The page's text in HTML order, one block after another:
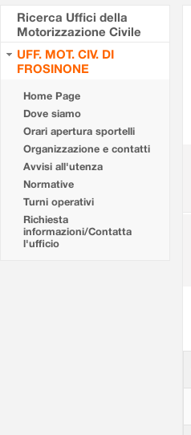
Ricerca Uffici della
Motorizzazione Civile
UFF. MOT. CIV. DI
FROSINONE
Home Page
Dove siamo
Orari apertura sportelli
Organizzazione e contatti
Avvisi all'utenza
Normative
Turni operativi
Richiesta
informazioni/Contatta
l'ufficio